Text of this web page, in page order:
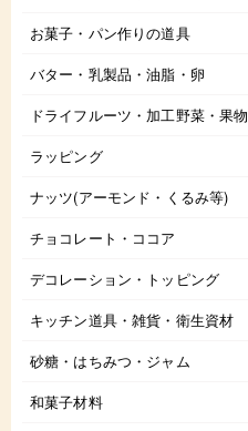
お菓子・パン作りの道具
バター・乳製品・油脂・卵
ドライフルーツ・加工野菜・果物
ラッピング
ナッツ(アーモンド・くるみ等)
チョコレート・ココア
デコレーション・トッピング
キッチン道具・雑貨・衛生資材
砂糖・はちみつ・ジャム
和菓子材料